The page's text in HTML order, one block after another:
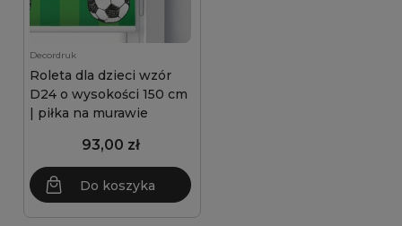
Decordruk
Roleta dla dzieci wzór
D24 o wysokości 150 cm
| piłka na murawie
93,00 zł
Do koszyka